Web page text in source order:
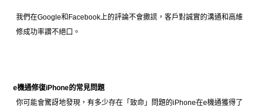
我們在Google和Facebook上的評論不會撒謊，客戶對誠實的溝通和高維
修成功率讚不絕口。
e機通修復iPhone的常見問題
你可能會驚訝地發現，有多少存在「致命」問題的iPhone在e機通獲得了